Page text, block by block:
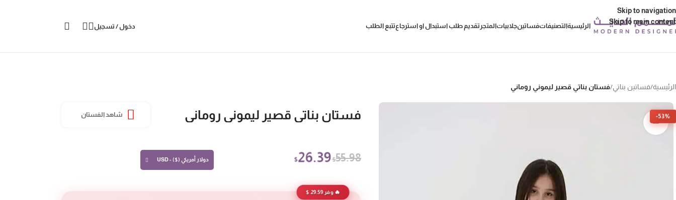
Skip to navigation
Skip to main content
الرئيسيةالتصنيفاتفساتينجلابياتالمتجر تقديم طلب استبدال او استرجاعتتبع الطلب دخول / تسجيل
الرئيسية/فساتين بناتي/فستان بناتي قصير ليموني روماني
-53% فستان بناتي قصير ليموني روماني شاهد الفستان
$55.98
$26.39 دولار أمريكي ($) - USD
🔥 وفر 29.59 $